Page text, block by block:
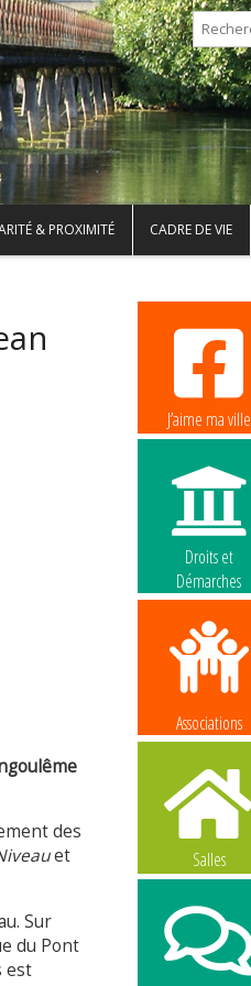
& PROXIMITÉ CADRE DE VIE
des
et
Sur
du Pont
est
J’aime ma ville
Droits et
Démarches
Associations
Salles